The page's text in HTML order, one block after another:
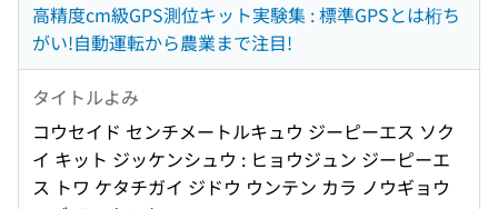
高精度cm級GPS測位キット実験集 : 標準GPSとは桁ち
がい!自動運転から農業まで注目!
タイトルよみ
コウセイド センチメートルキュウ ジーピーエス ソク
イ キット ジッケンシュウ : ヒョウジュン ジーピーエ
ス トワ ケタチガイ ジドウ ウンテン カラ ノウギョウ